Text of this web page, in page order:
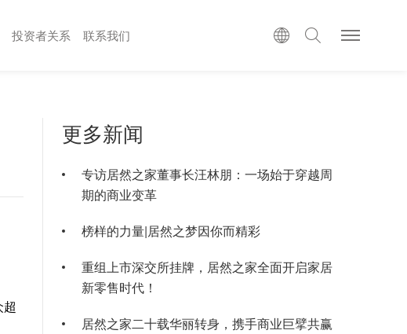
投资者关系 联系我们
更多新闻
专访居然之家董事长汪林朋：一场始于穿越周
期的商业变革
榜样的力量|居然之梦因你而精彩
重组上市深交所挂牌，居然之家全面开启家居
新零售时代！
居然之家二十载华丽转身，携手商业巨擘共赢